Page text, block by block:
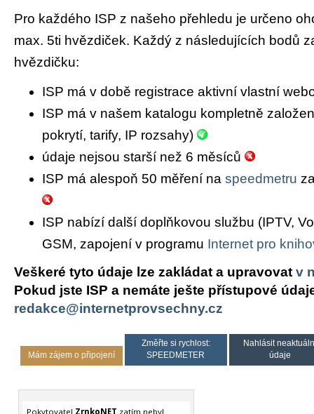
Pro každého ISP z našeho přehledu je určeno
max. 5ti hvězdiček. Každý z následujících bodů
hvězdičku:
ISP má v době registrace aktivní vlastní
ISP má v našem katalogu kompletně
pokrytí, tarify, IP rozsahy)
údaje nejsou starší než 6 měsíců
ISP má alespoň 50 měření na speedmetru
ISP nabízí další doplňkovou službu (IPTV,
GSM, zapojení v programu Internet pro
Veškeré tyto údaje lze zakládat a upravovat v
Pokud jste ISP a nemáte ješte přístupové
redakce@internetprovsechny.cz
Mám zájem o připojení
Změřte si rychlost:
SPEEDMETER
Nahlásit
údaje
Pokytovatel ZrnkoNET zatím nebyl